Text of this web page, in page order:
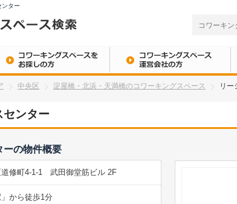
ンター
中央区 淀屋橋・北浜・天満橋のコワーキングスペース リー
センター
ーの物件概要
道修町4-1-1 武田御堂筋ビル 2F
から徒歩1分